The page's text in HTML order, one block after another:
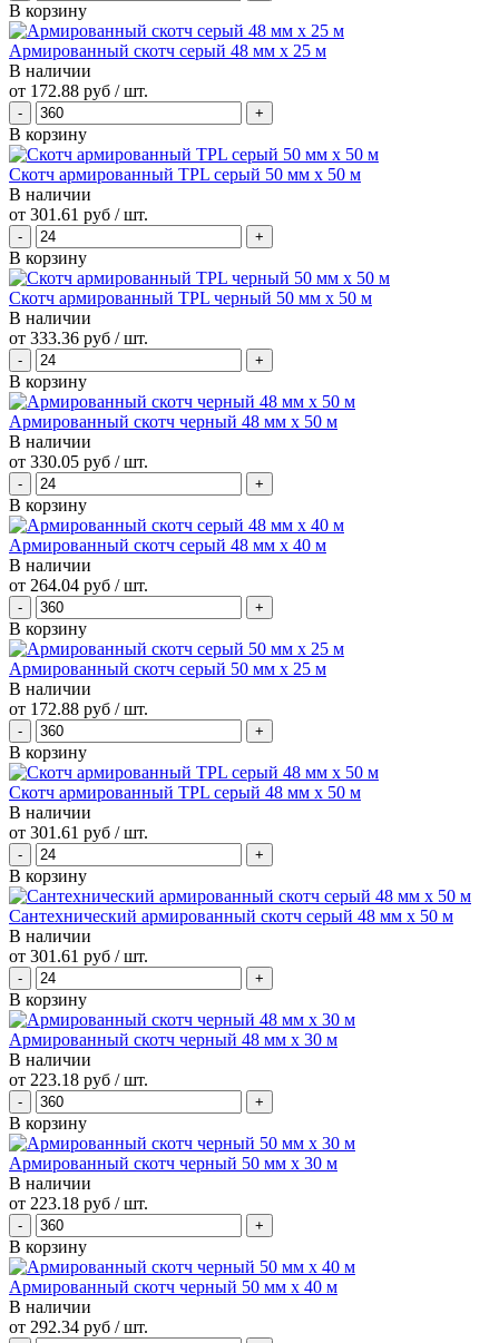
В корзину
Армированный скотч серый 48 мм х 25 м
В наличии
от 172.88 руб / шт.
В корзину
Скотч армированный TPL серый 50 мм х 50 м
В наличии
от 301.61 руб / шт.
В корзину
Скотч армированный TPL черный 50 мм х 50 м
В наличии
от 333.36 руб / шт.
В корзину
Армированный скотч черный 48 мм х 50 м
В наличии
от 330.05 руб / шт.
В корзину
Армированный скотч серый 48 мм х 40 м
В наличии
от 264.04 руб / шт.
В корзину
Армированный скотч серый 50 мм х 25 м
В наличии
от 172.88 руб / шт.
В корзину
Скотч армированный TPL серый 48 мм х 50 м
В наличии
от 301.61 руб / шт.
В корзину
Сантехнический армированный скотч серый 48 мм х 50 м
В наличии
от 301.61 руб / шт.
В корзину
Армированный скотч черный 48 мм х 30 м
В наличии
от 223.18 руб / шт.
В корзину
Армированный скотч черный 50 мм х 30 м
В наличии
от 223.18 руб / шт.
В корзину
Армированный скотч черный 50 мм х 40 м
В наличии
от 292.34 руб / шт.